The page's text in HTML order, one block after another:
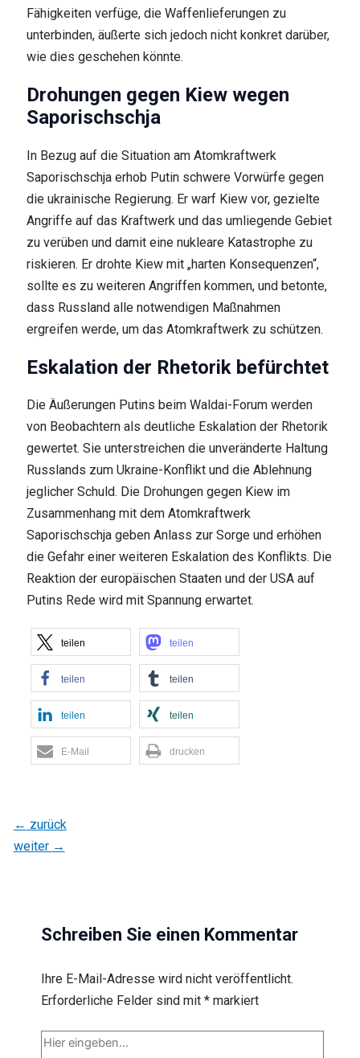
Fähigkeiten verfüge, die Waffenlieferungen zu
unterbinden, äußerte sich jedoch nicht konkret darüber,
wie dies geschehen könnte.
Drohungen gegen Kiew wegen
Saporischschja
In Bezug auf die Situation am Atomkraftwerk
Saporischschja erhob Putin schwere Vorwürfe gegen
die ukrainische Regierung. Er warf Kiew vor, gezielte
Angriffe auf das Kraftwerk und das umliegende Gebiet
zu verüben und damit eine nukleare Katastrophe zu
riskieren. Er drohte Kiew mit „harten Konsequenzen“,
sollte es zu weiteren Angriffen kommen, und betonte,
dass Russland alle notwendigen Maßnahmen
ergreifen werde, um das Atomkraftwerk zu schützen.
Eskalation der Rhetorik befürchtet
Die Äußerungen Putins beim Waldai-Forum werden
von Beobachtern als deutliche Eskalation der Rhetorik
gewertet. Sie unterstreichen die unveränderte Haltung
Russlands zum Ukraine-Konflikt und die Ablehnung
jeglicher Schuld. Die Drohungen gegen Kiew im
Zusammenhang mit dem Atomkraftwerk
Saporischschja geben Anlass zur Sorge und erhöhen
die Gefahr einer weiteren Eskalation des Konflikts. Die
Reaktion der europäischen Staaten und der USA auf
Putins Rede wird mit Spannung erwartet.
teilen teilen
teilen teilen
teilen teilen
E-Mail drucken
← zurück
weiter →
Schreiben Sie einen Kommentar
Ihre E-Mail-Adresse wird nicht veröffentlicht.
Erforderliche Felder sind mit *markiert
Hier